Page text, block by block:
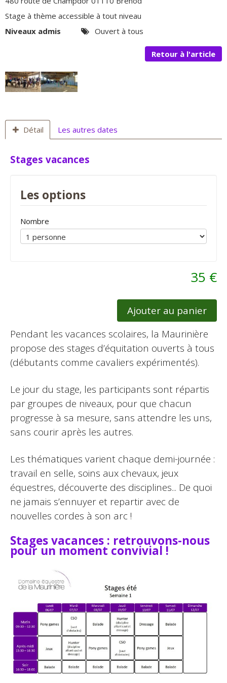
Stage à thème accessible à tout niveau
Niveaux admis
Ouvert à tous
Retour à l'article
Détail Les autres dates
Stages vacances
Les options
Nombre
35 €
Ajouter au panier
Pendant les vacances scolaires, la Maurinière
propose des stages d’équitation ouverts à tous
(débutants comme cavaliers expérimentés).
Le jour du stage, les participants sont répartis
par groupes de niveaux, pour que chacun
progresse à sa mesure, sans attendre les uns,
sans courir après les autres.
Les thématiques varient chaque demi-journée :
travail en selle, soins aux chevaux, jeux
équestres, découverte des disciplines... De quoi
ne jamais s’ennuyer et repartir avec de
nouvelles cordes à son arc !
Stages vacances : retrouvons-nous
pour un moment convivial !